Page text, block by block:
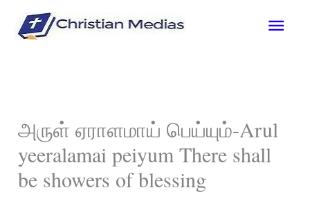
Main
அருள் ஏராளமாய் பெய்யும்-Arul
yeeralamai peiyum There shall
be showers of blessing